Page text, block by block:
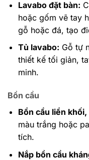
Lavabo đặt bàn:
hoặc gốm vẽ tay
gỗ hoặc đá, tạo
Tủ lavabo: Gỗ tự
thiết kế tối giản,
minh.
Bồn cầu
Bồn cầu liền
màu trắng hoặc
tích.
Nắp bồn cầu